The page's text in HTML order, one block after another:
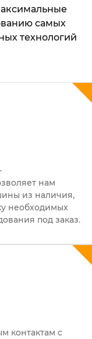
самых
технологий
нам
из наличия,
необходимых
под заказ.
контактам с